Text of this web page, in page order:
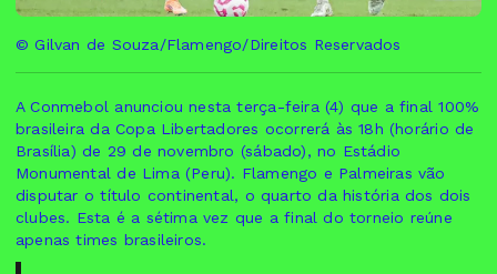
© Gilvan de Souza/Flamengo/Direitos Reservados
A Conmebol anunciou nesta terça-feira (4) que a final 100%
brasileira da Copa Libertadores ocorrerá às 18h (horário de
Brasília) de 29 de novembro (sábado), no Estádio
Monumental de Lima (Peru). Flamengo e Palmeiras vão
disputar o título continental, o quarto da história dos dois
clubes. Esta é a sétima vez que a final do torneio reúne
apenas times brasileiros.